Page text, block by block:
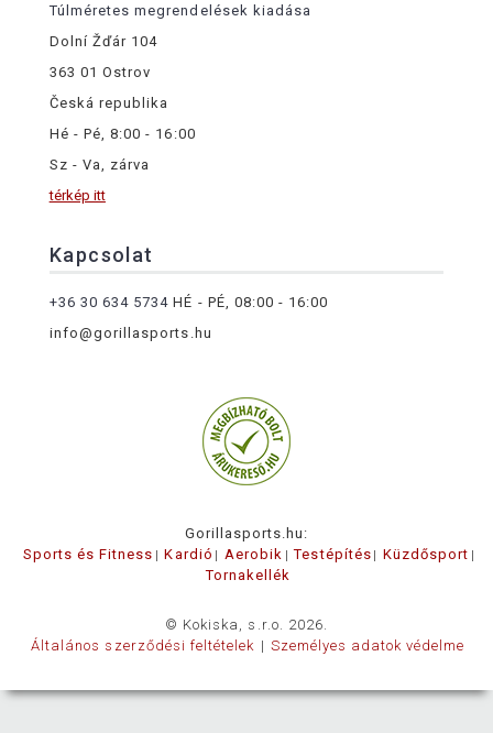
Túlméretes megrendelések kiadása
Dolní Žďár 104
363 01 Ostrov
Česká republika
Hé - Pé, 8:00 - 16:00
Sz - Va, zárva
térkép itt
Kapcsolat
+36 30 634 5734 HÉ - PÉ, 08:00 - 16:00
info@gorillasports.hu
Gorillasports.hu:
Sports és Fitness
Kardió Aerobik Testépítés
Küzdősport
Tornakellék
© Kokiska, s.r.o. 2026.
Általános szerződési feltételek
Személyes adatok védelme